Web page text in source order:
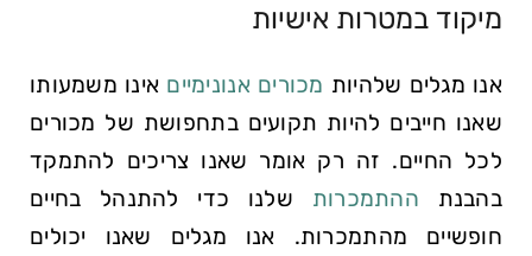
מיקוד במטרות אישיות
אנו מגלים שלהיות מכורים אנונימיים אינו משמעותו
שאנו חייבים להיות תקועים בתחפושת של מכורים
לכל החיים. זה רק אומר שאנו צריכים להתמקד
בהבנת ההתמכרות שלנו כדי להתנהל בחיים
חופשיים מהתמכרות. אנו מגלים שאנו יכולים